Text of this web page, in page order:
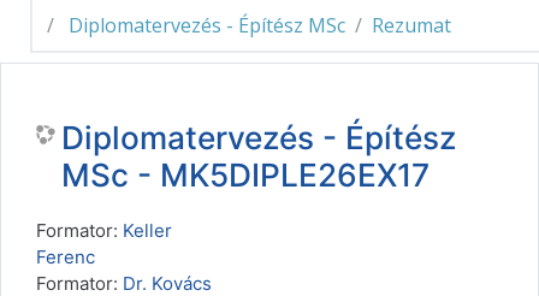
Diplomatervezés - Építész MSc
Rezumat
Diplomatervezés - Építész
MSc - MK5DIPLE26EX17
Formator: Keller
Ferenc
Formator: Dr. Kovács